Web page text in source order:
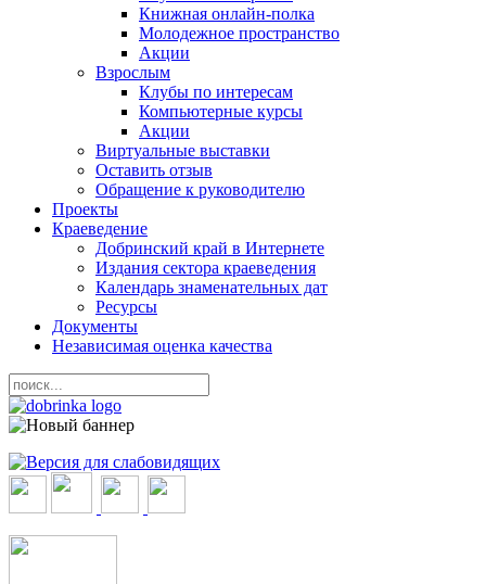
Книжная онлайн-полка
Молодежное пространство
Акции
Взрослым
Клубы по интересам
Компьютерные курсы
Акции
Виртуальные выставки
Оставить отзыв
Обращение к руководителю
Проекты
Краеведение
Добринский край в Интернете
Издания сектора краеведения
Календарь знаменательных дат
Ресурсы
Документы
Независимая оценка качества